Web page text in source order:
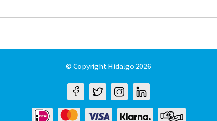
© Copyright Hidalgo 2026